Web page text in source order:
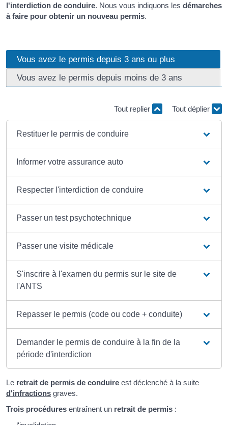
l'interdiction de conduire. Nous vous indiquons les démarches
à faire pour obtenir un nouveau permis.
Vous avez le permis depuis 3 ans ou plus
Vous avez le permis depuis moins de 3 ans
Tout replier Tout déplier
Restituer le permis de conduire
Informer votre assurance auto
Respecter l'interdiction de conduire
Passer un test psychotechnique
Passer une visite médicale
S'inscrire à l'examen du permis sur le site de
l'ANTS
Repasser le permis (code ou code + conduite)
Demander le permis de conduire à la fin de la
période d'interdiction
Le retrait de permis de conduire est déclenché à la suite
d'infractions graves.
Trois procédures entraînent un retrait de permis :